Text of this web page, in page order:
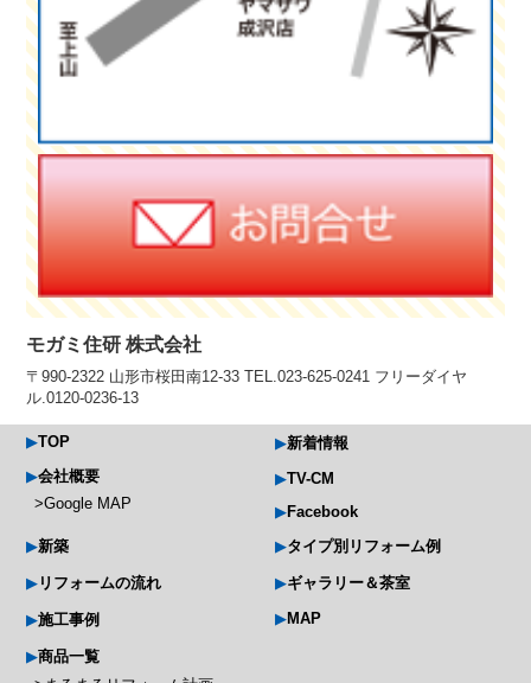
モガミ住研 株式会社
〒990-2322 山形市桜田南12-33 TEL.023-625-0241 フリーダイヤ
ル.0120-0236-13
TOP
会社概要
Google MAP
新築
リフォームの流れ
施工事例
商品一覧
新着情報
TV-CM
Facebook
タイプ別リフォーム例
ギャラリー＆茶室
MAP